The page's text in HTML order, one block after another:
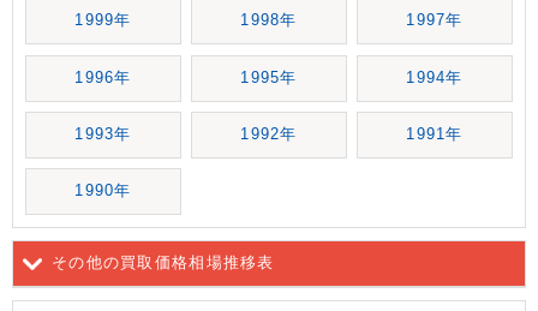
1999年 1998年 1997年
1996年 1995年 1994年
1993年 1992年 1991年
1990年
その他の買取価格相場推移表